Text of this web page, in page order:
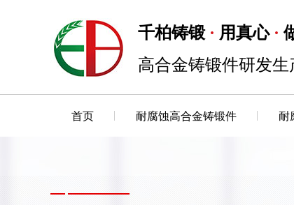
千柏铸锻· 用真心·
高合金铸锻件研发
首页 耐腐蚀高合金铸锻件 耐